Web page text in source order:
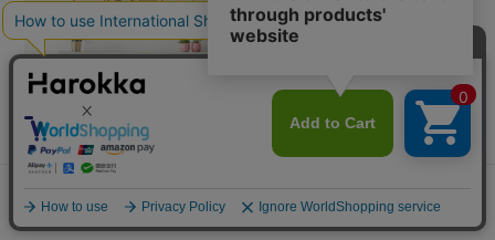
ナーmaya リメイクシート
デザイナーmaya リメイクシート